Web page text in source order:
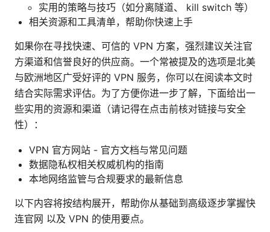
实用的策略与技巧（如分离隧道、 kill switch 等）
相关资源和工具清单，帮助你快速上手
如果你在寻找快速、可信的 VPN 方案，强烈建议关注官
方渠道和信誉良好的供应商。一个常被提及的选项是北美
与欧洲地区广受好评的 VPN 服务，你可以在阅读本文时
结合实际需求评估。为了方便你进一步了解，下面给出一
些实用的资源和渠道（请记得在点击前核对链接与安全
性）：
VPN 官方网站 - 官方文档与常见问题
数据隐私权相关权威机构的指南
本地网络监管与合规要求的最新信息
以下内容将按结构展开，帮助你从基础到高级逐步掌握快
连官网 以及 VPN 的使用要点。